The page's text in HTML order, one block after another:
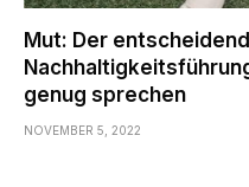
Mut: Der
genug sprechen
NOVEMBER 5, 2022